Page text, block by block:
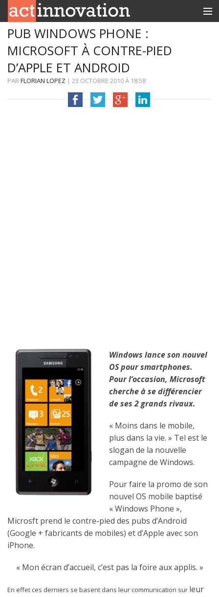
RUBRIQUES
INNOBOX
CONTACT
PUB WINDOWS PHONE :
MICROSOFT À CONTRE-PIED
D’APPLE ET ANDROID
PARFLORIAN LOPEZ | 23 OCTOBRE 2010À 18:58
Windows lance son nouvel
OS pour smartphones.
Pour l’occasion, Microsoft
cherche à se différencier
de ses 2 grands rivaux.
« Moins dans le mobile,
plus dans la vie. » Tel est le
slogan de la nouvelle
campagne de Windows.
Pour faire la promo de son
nouvel OS mobile baptisé
« Windows Phone »,
Microsft prend le contre-pied des pubs d’Android
(Google + fabricants de mobiles) et d’Apple avec son
iPhone.
« Mon écran d’accueil, c’est pas la foire aux applis. »
En effet ces derniers se basent dans leur communication sur leur